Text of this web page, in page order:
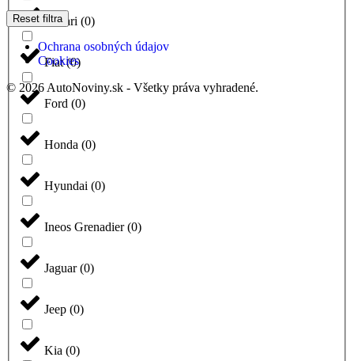
Ferrari (0)
Fiat(0)
Ford (0)
Honda (0)
Hyundai (0)
Ineos Grenadier(0)
Jaguar(0)
Jeep (0)
Kia (0)
Reset filtra
Ochrana osobných údajov
Cookies
© 2026 AutoNoviny.sk - Všetky práva vyhradené.